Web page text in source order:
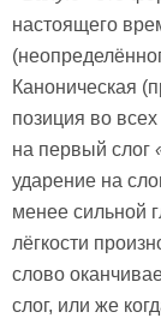
настоящего
Каноническая
позиция во
на первый слог
ударение на
менее сильной
лёгкости
слово
слог, или же